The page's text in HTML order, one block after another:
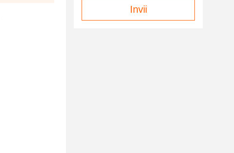
Invii